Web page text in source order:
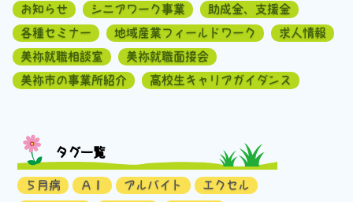
お知らせ シニアワーク事業
助成金、支援金
各種セミナー
地域産業フィールドワーク
求人情報
美祢就職相談室
美祢就職面接会
美祢市の事業所紹介
高校生キャリアガイダンス
タグ一覧
５月病 ＡＩ アルバイト
エクセル